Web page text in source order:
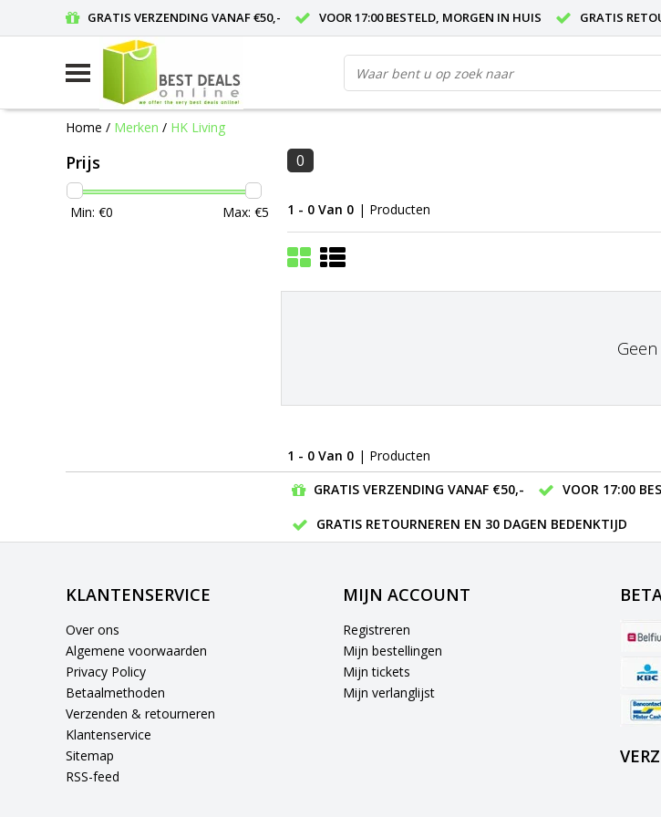
GRATIS VERZENDING VANAF €50,- VOOR 17:00 BESTELD, MORGEN IN HUIS GRATIS
Home / Merken / HK Living
Prijs
Min: €0 Max: €5
0
1 - 0 Van 0 | Producten
1 - 0 Van 0 | Producten
GRATIS VERZENDING VANAF €50,-
VOOR 17:00
GRATIS RETOURNEREN EN 30 DAGEN BEDENKTIJD
KLANTENSERVICE
Over ons
Algemene voorwaarden
Privacy Policy
Betaalmethoden
Verzenden & retourneren
Klantenservice
Sitemap
RSS-feed
MIJN ACCOUNT
Registreren
Mijn bestellingen
Mijn tickets
Mijn verlanglijst